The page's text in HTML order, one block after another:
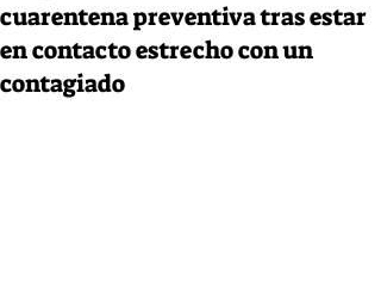
cuarentena preventiva tras estar
en contacto estrecho con un
contagiado